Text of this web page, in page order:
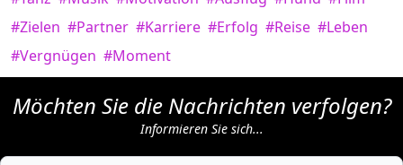
#Zielen #Partner #Karriere #Erfolg #Reise #Leben
#Vergnügen #Moment
Möchten Sie die Nachrichten verfolgen?
Informieren Sie sich...